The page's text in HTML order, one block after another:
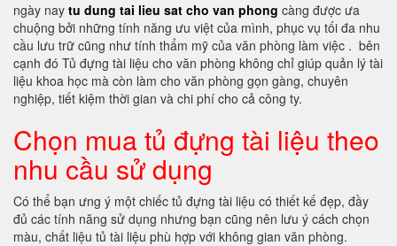
ngày nay tu dung tai lieu sat cho van phong càng được ưa
chuộng bởi những tính năng ưu việt của mình, phục vụ tối đa nhu
cầu lưu trữ cũng như tính thẩm mỹ của văn phòng làm việc . bên
cạnh đó Tủ đựng tài liệu cho văn phòng không chỉ giúp quản lý tài
liệu khoa học mà còn làm cho văn phòng gọn gàng, chuyên
nghiệp, tiết kiệm thời gian và chi phí cho cả công ty.
Chọn mua tủ đựng tài liệu theo
nhu cầu sử dụng
Có thể bạn ưng ý một chiếc tủ đựng tài liệu có thiết kế đẹp, đầy
đủ các tính năng sử dụng nhưng bạn cũng nên lưu ý cách chọn
màu, chất liệu tủ tài liệu phù hợp với không gian văn phòng.